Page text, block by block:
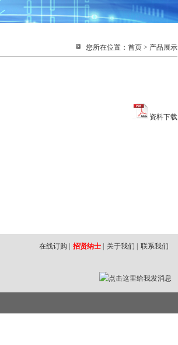
您所在位置： 首页 > 产品展示
资料下载
联系我们
关于我们 |
招贤纳士 |
在线订购 |